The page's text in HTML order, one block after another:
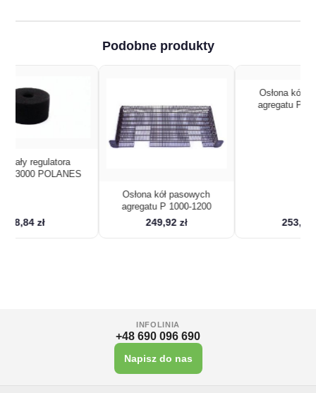
Podobne produkty
Osłona kół pasowych
agregatu P 1600-2000
253,00 zł
INFOLINIA
+48 690 096 690
Napisz do nas